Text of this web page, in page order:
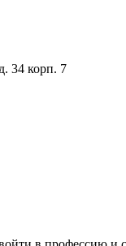
34 корп. 7